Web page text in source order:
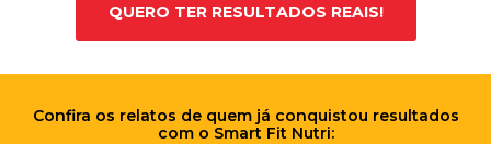
QUERO TER RESULTADOS REAIS!
Confira os relatos de quem já conquistou resultados
com o Smart Fit Nutri: